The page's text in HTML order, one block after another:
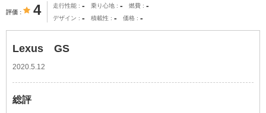
評価 4 走行性能 - 乗り心地 - 燃費 -
デザイン - 積載性 - 価格 -
Lexus GS
2020.5.12
総評